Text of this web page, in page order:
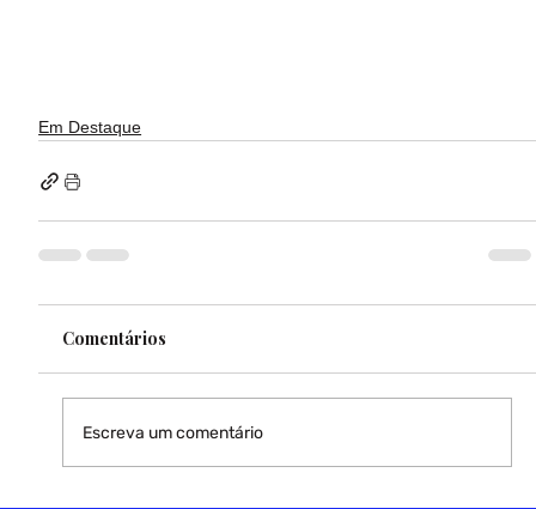
Em Destaque
Comentários
Escreva um comentário